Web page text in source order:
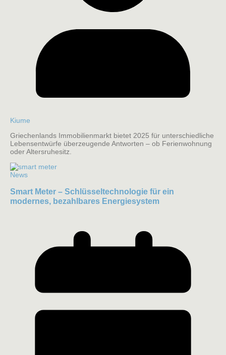
Kiume
Griechenlands Immobilienmarkt bietet 2025 für unterschiedliche
Lebensentwürfe überzeugende Antworten – ob Ferienwohnung
oder Altersruhesitz.
News
Smart Meter – Schlüsseltechnologie für ein
modernes, bezahlbares Energiesystem